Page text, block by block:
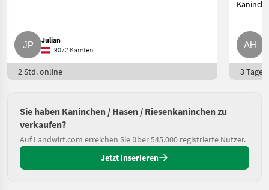
Julian
9072 Kärnten
2 Std. online 3 Tage
Sie haben Kaninchen / Hasen / Riesenkaninchen zu
verkaufen?
Auf Landwirt.com erreichen Sie über 545.000 registrierte Nutzer.
Jetzt inserieren